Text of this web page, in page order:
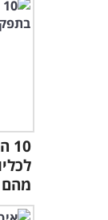
מהם